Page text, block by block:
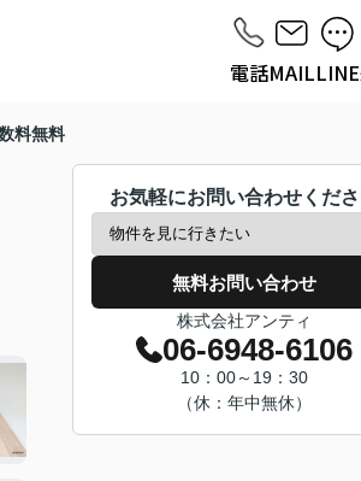
電話MAILLINE
料無料
お気軽にお問い合わせくだ
無料お問い合わせ
株式会社アンティ
06-6948-6106
10：00～19：30
（休：年中無休）